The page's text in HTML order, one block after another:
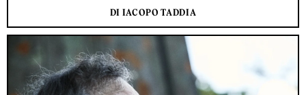
DI IACOPO TADDIA